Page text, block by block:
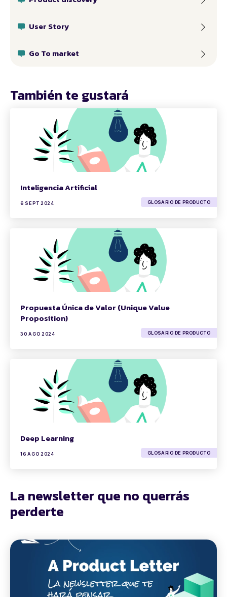
User Story
Go To market
También te gustará
Inteligencia Artificial
6 SEPT 2024 GLOSARIO DE PRODUCTO
Propuesta Única de Valor (Unique Value
Proposition)
30 AGO 2024 GLOSARIO DE PRODUCTO
Deep Learning
16 AGO 2024 GLOSARIO DE PRODUCTO
La newsletter que no querrás
perderte